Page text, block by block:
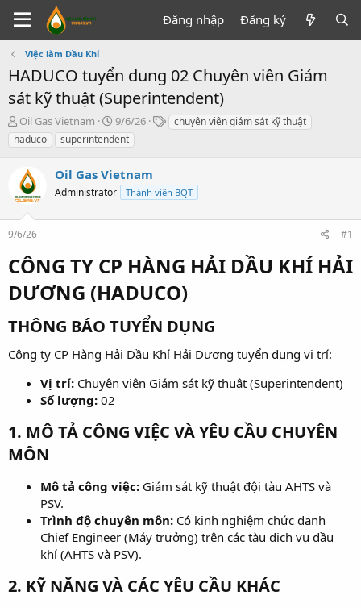
Đăng nhập Đăng ký
Việc làm Dầu Khí
HADUCO tuyển dung 02 Chuyên viên Giám
sát kỹ thuật (Superintendent)
T
h
r
a
d
t
a
t
r
Oil Gas Vietnam
N
g
à
g
ử
9/6/26
T
a
chuyên viên giám sát kỹ thuật
haduco
superintendent
Oil Gas Vietnam
Administrator Thành viên BQT
9/6/26 #1
CÔNG TY CP HÀNG HẢI DẦU KHÍ HẢI
DƯƠNG (HADUCO)​
THÔNG BÁO TUYỂN DỤNG​
Công ty CP Hàng Hải Dầu Khí Hải Dương tuyển dụng vị trí:
Vị trí: Chuyên viên Giám sát kỹ thuật (Superintendent)
Số lượng: 02
1. MÔ TẢ CÔNG VIỆC VÀ YÊU CẦU CHUYÊN
MÔN​
Mô tả công việc: Giám sát kỹ thuật đội tàu AHTS và
PSV.
Trình độ chuyên môn: Có kinh nghiệm chức danh
Chief Engineer (Máy trưởng) trên các tàu dịch vụ dầu
khí (AHTS và PSV).
2. KỸ NĂNG VÀ CÁC YÊU CẦU KHÁC​